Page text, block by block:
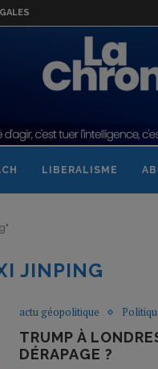
LIBERALISME
JINPING
actu géopolitique
TRUMP À
DÉRAPAGE ?